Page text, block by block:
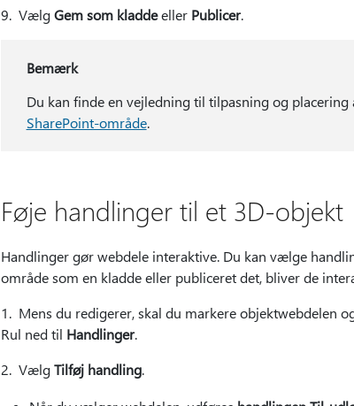
9. VælgGem som kladdeeller Publicer.
Bemærk
Du kan finde en vejledning til tilpasning og placering
SharePoint-område.
Føje handlinger til et 3D-objekt
Handlinger gør webdele interaktive. Du kan vælge
område som en kladde eller publiceret det, bliver de
1. Mens du redigerer, skal du markere objektwebdelen
Rul ned til Handlinger.
2. VælgTilføj handling.